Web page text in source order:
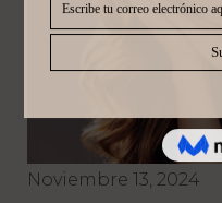
Noviembre 13, 2024